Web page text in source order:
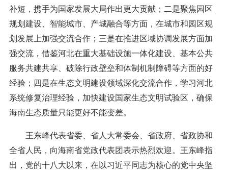
补短，携手为国家发展大局作出更大贡献；二是聚焦园区
规划建设、智能城市、产城融合等方面，在城市和园区规
划发展上加强交流合作；三是在推进区域协调发展方面加
强交流，借鉴河北在重大基础设施一体化建设、基本公共
服务共建共享、破除行政壁垒和体制机制障碍等方面的好
经验；四是在生态文明建设领域深化交流合作，学习河北
系统修复治理经验，加快建设国家生态文明试验区，确保
海南生态质量只能更好不能变差。
王东峰代表省委、省人大常委会、省政府、省政协和
全省人民，向海南省党政代表团表示热烈欢迎。王东峰指
出，党的十八大以来，在以习近平同志为核心的党中央坚